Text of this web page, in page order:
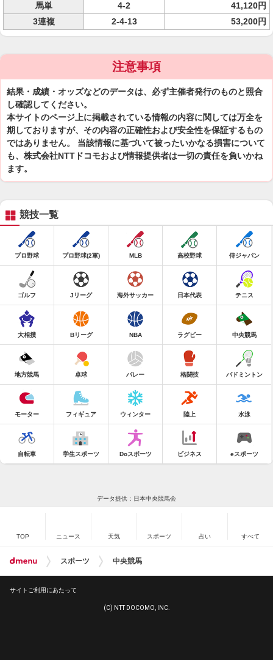
馬単
4-2
41,120円
3連複
2-4-13 53,200円
注意事項
結果・成績・オッズなどのデータは、必ず主催者発行のものと照合
し確認してください。
本サイトのページ上に掲載されている情報の内容に関しては万全を
期しておりますが、その内容の正確性および安全性を保証するもの
ではありません。 当該情報に基づいて被ったいかなる損害について
も、株式会社NTTドコモおよび情報提供者は一切の責任を負いかね
ます。
競技一覧
プロ野球 プロ野球(2軍) MLB 高校野球 侍ジャパン
ゴルフ Jリーグ 海外サッカー 日本代表 テニス
大相撲 Bリーグ NBA ラグビー 中央競馬
地方競馬 卓球 バレー 格闘技 バドミントン
モーター フィギュア ウィンター 陸上 水泳
自転車 学生スポーツ Doスポーツ ビジネス eスポーツ
データ提供：日本中央競馬会
TOP ニュース 天気 スポーツ 占い すべて
スポーツ 中央競馬
サイトご利用にあたって
(C) NTT DOCOMO, INC.